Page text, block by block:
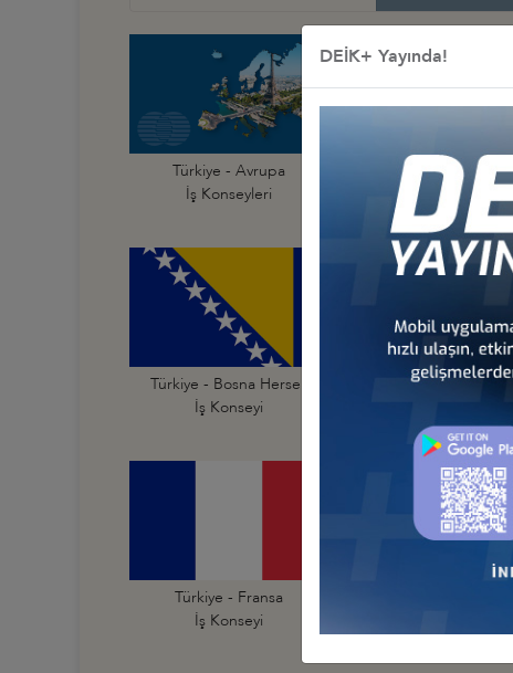
Türkiye - Avrupa
İş Konseyleri
Türkiye - Almanya
İş Konseyi
Türkiye - Bosna Hersek
İş Konseyi
Türkiye - Bulgaristan
Türkiye - Fransa
İş Konseyi
DEİK+ Yayında!